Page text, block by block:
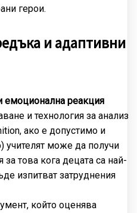
герои.
и адаптивни
емоционална реакция
и технология за анализ
ако е допустимо и
учителят може да получи
това кога децата са най-
изпитват затруднения
който оценява